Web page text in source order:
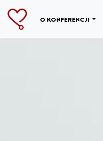
O KONFERENCJI